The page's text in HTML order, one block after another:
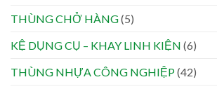
THÙNG CHỞ HÀNG(5)
KỆ DỤNG CỤ – KHAY LINH KIỆN (6)
THÙNG NHỰA CÔNG NGHIỆP(42)